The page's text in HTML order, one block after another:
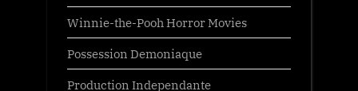
Winnie-the-Pooh Horror Movies
Possession Demoniaque
Production Independante